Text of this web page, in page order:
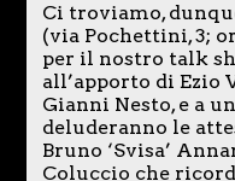
Ci troviamo,
(via Pochettini, 3;
per il nostro talk
all’apporto di Ezio
Gianni Nesto, e a
deluderanno le
Bruno ‘Svisa’
Coluccio che